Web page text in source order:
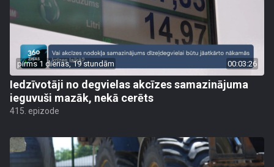
pirms 1 dienas, 19 stundām 00:03:26
Iedzīvotāji no degvielas akcīzes samazinājuma
ieguvuši mazāk, nekā cerēts
415. epizode